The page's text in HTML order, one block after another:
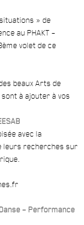
» de
au PHAKT –
volet de ce
beaux Arts de
sont à ajouter à vos
avec la
leurs recherches sur
– Performance